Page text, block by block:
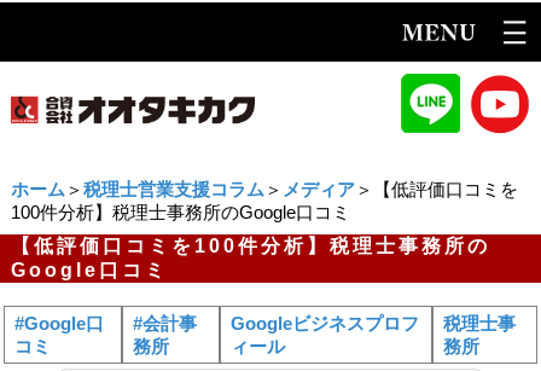
ホーム ＞ 税理士営業支援コラム ＞ メディア＞【低評価口コミを
100件分析】税理士事務所のGoogle口コミ
【低評価口コミを100件分析】税理士事務所の
Google口コミ
#Google口
コミ
#会計事
務所
Googleビジネスプロフ
ィール
税理士事
務所